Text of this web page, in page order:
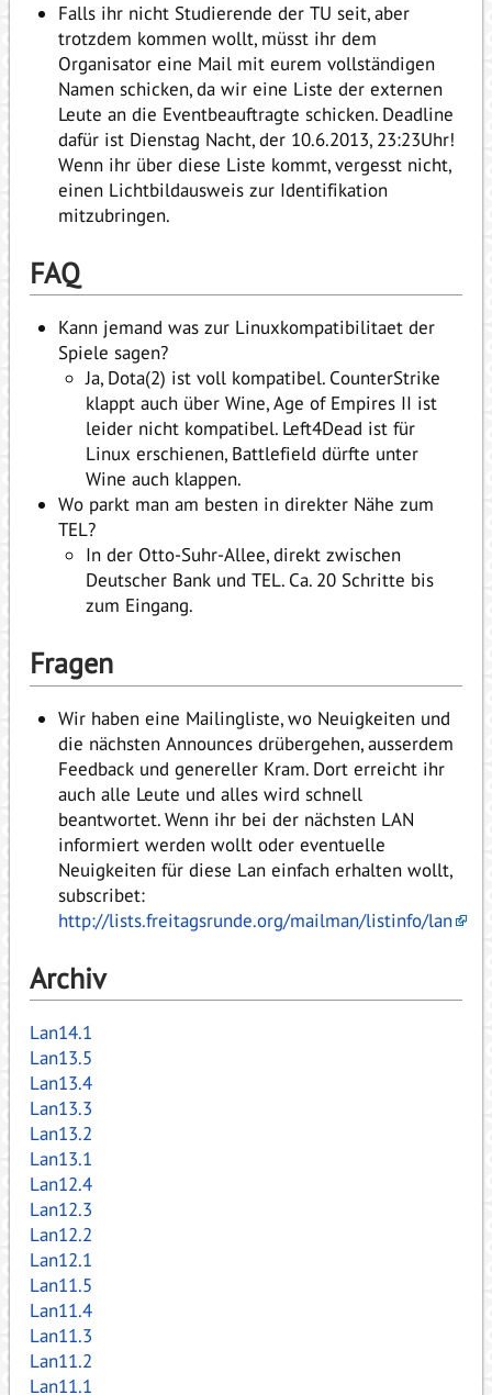
Falls ihr nicht Studierende der TU seit, aber
trotzdem kommen wollt, müsst ihr dem
Organisator eine Mail mit eurem vollständigen
Namen schicken, da wir eine Liste der externen
Leute an die Eventbeauftragte schicken. Deadline
dafür ist Dienstag Nacht, der 10.6.2013, 23:23Uhr!
Wenn ihr über diese Liste kommt, vergesst nicht,
einen Lichtbildausweis zur Identifikation
mitzubringen.
FAQ
Kann jemand was zur Linuxkompatibilitaet der
Spiele sagen?
Ja, Dota(2) ist voll kompatibel. CounterStrike
klappt auch über Wine, Age of Empires II ist
leider nicht kompatibel. Left4Dead ist für
Linux erschienen, Battlefield dürfte unter
Wine auch klappen.
Wo parkt man am besten in direkter Nähe zum
TEL?
In der Otto-Suhr-Allee, direkt zwischen
Deutscher Bank und TEL. Ca. 20 Schritte bis
zum Eingang.
Fragen
Wir haben eine Mailingliste, wo Neuigkeiten und
die nächsten Announces drübergehen, ausserdem
Feedback und genereller Kram. Dort erreicht ihr
auch alle Leute und alles wird schnell
beantwortet. Wenn ihr bei der nächsten LAN
informiert werden wollt oder eventuelle
Neuigkeiten für diese Lan einfach erhalten wollt,
subscribet:
http://lists.freitagsrunde.org/mailman/listinfo/lan
Archiv
Lan14.1
Lan13.5
Lan13.4
Lan13.3
Lan13.2
Lan13.1
Lan12.4
Lan12.3
Lan12.2
Lan12.1
Lan11.5
Lan11.4
Lan11.3
Lan11.2
Lan11.1